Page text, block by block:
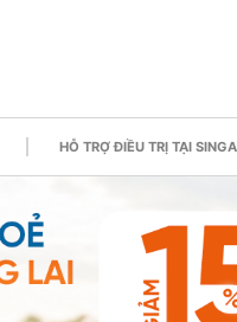
HỖ TRỢ ĐIỀU TRỊ TẠI